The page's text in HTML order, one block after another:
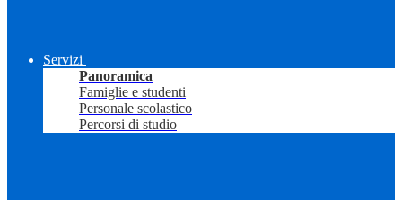
Servizi
Panoramica
Famiglie e studenti
Personale scolastico
Percorsi di studio